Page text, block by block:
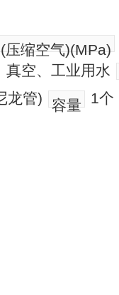
压缩空气)(MPa)
真空、工业用水
龙管) 容量 1个